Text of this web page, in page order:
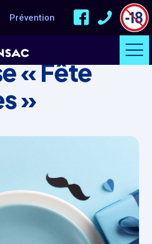
Prévention
« Fête
»